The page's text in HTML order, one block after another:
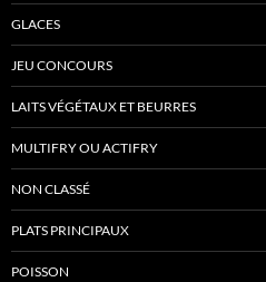
GLACES
JEU CONCOURS
LAITS VÉGÉTAUX ET BEURRES
MULTIFRY OU ACTIFRY
NON CLASSÉ
PLATS PRINCIPAUX
POISSON